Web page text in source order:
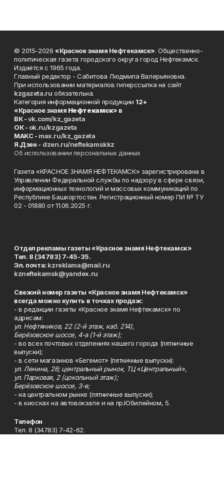
© 2015-2026 «Красное знамя Нефтекамск». Общественно-
политическая газета городского округа город Нефтекамск.
Издаётся с 1965 года.
Главный редактор - Сабитова Людмила Валерьяновна.
При использовании материалов гиперссылка на сайт
kzgazeta.ru обязательна.
Категория информационной продукции 12+
«Красное знамя Нефтекамск» в
ВК -vk.com/kz_gazeta
ОК - ok.ru/kzgazeta
MAKC - max.ru/kz_gazeta
Я.Дзен - dzen.ru/neftekamskkz
Об использовании персональных данных
Газета «КРАСНОЕ ЗНАМЯ НЕФТЕКАМСК» зарегистрирована в
Управлении Федеральной службы по надзору в сфере связи,
информационных технологий и массовых коммуникаций по
Республике Башкортостан. Регистрационный номер ПИ № ТУ
02 - 01880 от 11.06.2025 г.
Отдел рекламы газеты «Красное знамя Нефтекамск»
Тел. 8 (34783) 7-45-35.
Эл. почта: kzreklama@mail.ru
kzneftekamsk@yandex.ru
Свежий номер газеты «Красное знамя Нефтекамск»
всегда можно купить в точках продаж:
- в редакции газеты «Красное знамя Нефтекамск» по
адресам:
ул. Нефтяников, 22 (2-й этаж, каб. 214),
Берёзовское шоссе, 4-а (1-й этаж);
- во всех почтовых отделениях нашего города (пятничные
выпуски);
- в сети магазинов «Бегемот» (пятничные выпуски):
ул. Ленина, 26; центральный рынок, ТЦ «Центральный»,
ул. Парковая, 2 (цокольный этаж);
Берёзовское шоссе, 3-в;
- на центральном рынке (пятничные выпуски);
- в киосках на автовокзале и на пр.Юбилейном, 5.
Телефон
Тел. 8 (34783) 7-42-62.